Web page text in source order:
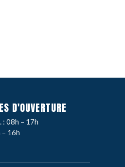
D'OUVERTURE
: 08h – 17h
– 16h